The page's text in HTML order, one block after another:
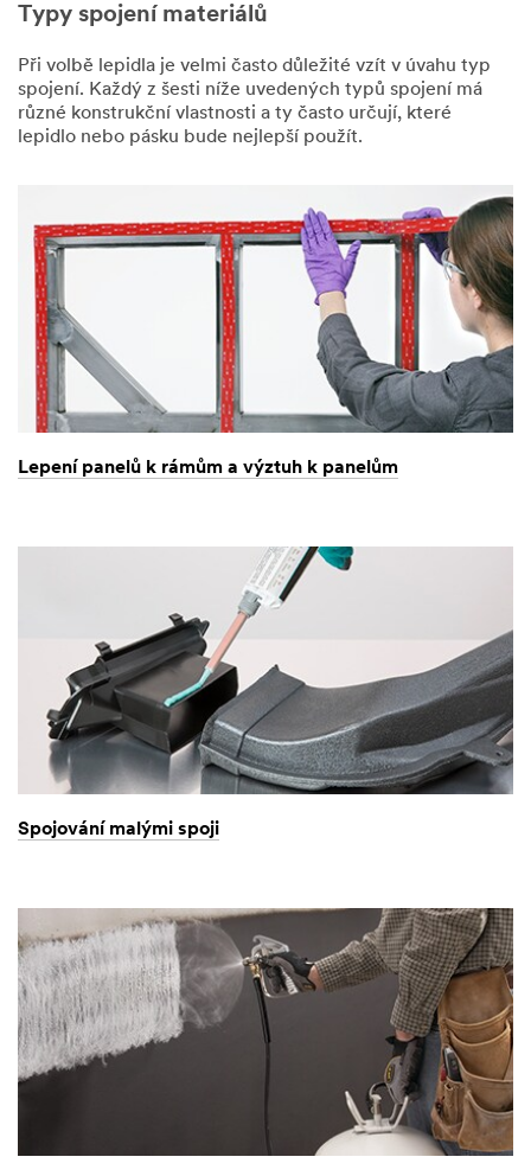
Typy spojení materiálů
Při volbě lepidla je velmi často důležité vzít v úvahu typ
spojení. Každý z šesti níže uvedených typů spojení má
různé konstrukční vlastnosti a ty často určují, které
lepidlo nebo pásku bude nejlepší použít.
Lepení panelů k rámům a výztuh k panelům
Spojování malými spoji